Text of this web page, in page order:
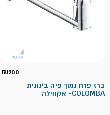
₪200
ברז פרח נמוך פיה בינונית
COLOMBA- אקווילה